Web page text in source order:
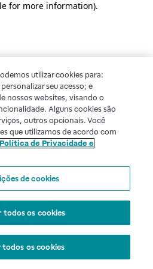
for more information).
utilizar cookies para:
seu acesso; e
nossos websites, visando o
Alguns cookies são
outros opcionais. Você
que utilizamos de acordo com
Política de Privacidade e
de cookies
todos os cookies
todos os cookies